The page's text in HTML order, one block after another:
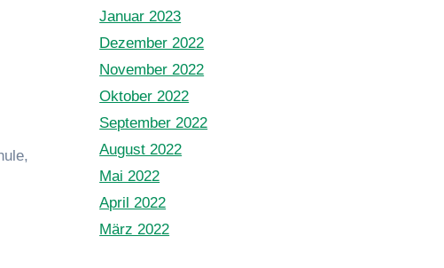
Januar 2023
Dezember 2022
November 2022
Oktober 2022
September 2022
August 2022
Mai 2022
April 2022
März 2022